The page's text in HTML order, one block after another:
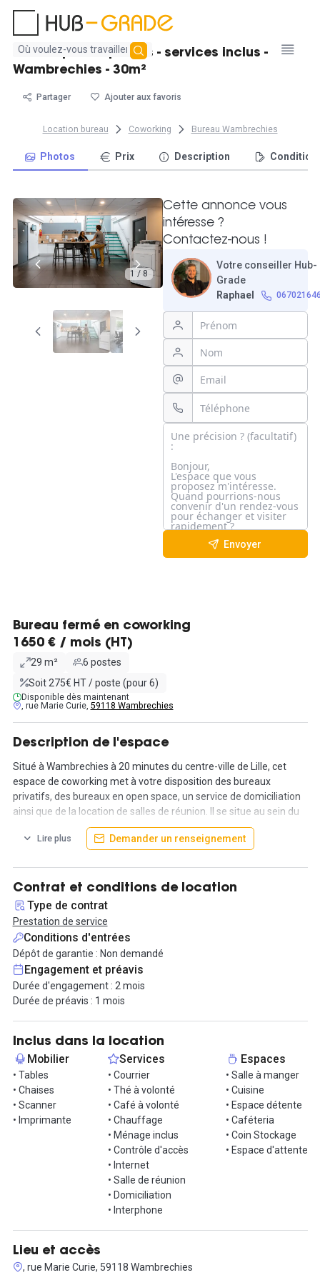
Aucun
résultat
Bureau privé 6 postes - services inclus -
Wambrechies - 30m²
Partager Ajouter aux favoris
Location bureau Coworking Bureau Wambrechies
Photos Prix Description
1 / 8
Cette annonce vous
intéresse ?
Contactez-nous !
Votre conseiller Hub-
Grade
Raphael
Envoyer
Bureau fermé en coworking
1650 € / mois (HT)
29 m²
6 postes
Soit 275€ HT / poste (pour 6)
Disponible dès maintenant
, rue Marie Curie, 59118 Wambrechies
Description de l'espace
Situé à Wambrechies à 20 minutes du centre-ville de Lille, cet
espace de coworking met à votre disposition des bureaux
privatifs, des bureaux en open space, un service de domiciliation
ainsi que de la location de salles de réunion. Il se situe au sein du
parc d'activité du Chat, au pied de la sortie n°9 de la rocade Nord
Ouest.
Cet espace de coworking de 500 m² vous propose un spacieux
bureau fermé de 30 m². Il peut être divisé selon vos besoins en
deux ou trois pièces. Entièrement équipé, ce grand bureau à
l’architecture ouverte et aérée, offre une belle lumière naturelle
pour le confort des collaborateurs.
Ce lieu convivial et chaleureux, comme à la maison, favorise les
projets professionnels. Des espaces communs, très agréables,
ont été créés pour que vous puissiez vous retrouver dans un
cadre de travail à la fois professionnel et convivial. Une cuisine et
salle à manger partagée, un espace détente, un coin cafétéria et
des salles de réunion sont à votre disposition et seront l'occasion
pour vous et vos collaborateurs de faire de belles rencontres.
Cette solution est idéale pour tout type d'indépendants, auto-
entrepreneurs, professions libérales, TPE ou PME..!
Lire plus Demander un renseignement
Contrat et conditions de location
Type de contrat
Prestation de service
Conditions d'entrées
Dépôt de garantie : Non demandé
Engagement et préavis
Durée d'engagement : 2 mois
Durée de préavis : 1 mois
Inclus dans la location
Mobilier
• Tables
• Chaises
• Scanner
• Imprimante
Services
• Courrier
• Thé à volonté
• Café à volonté
• Chauffage
• Ménage inclus
• Contrôle d'accès
• Internet
• Salle de réunion
• Domiciliation
• Interphone
Espaces
• Salle à manger
• Cuisine
• Espace détente
• Caféteria
• Coin Stockage
• Espace d'attente
Lieu et accès
, rue Marie Curie, 59118 Wambrechies